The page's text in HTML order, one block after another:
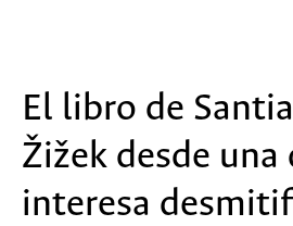
El libro de
Žižek desde
interesa